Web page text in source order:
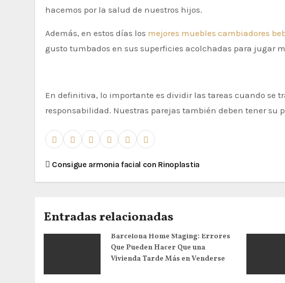
hacemos por la salud de nuestros hijos.
Además, en estos días los mejores muebles cambiadores
gusto tumbados en sus superficies acolchadas para jugar
En definitiva, lo importante es dividir las tareas cuando se
responsabilidad. Nuestras parejas también deben tener su
N Consigue armonia facial con Rinoplastia
Entradas relacionadas
Barcelona Home Staging: Errores
Que Pueden Hacer Que una
Vivienda Tarde Más en Venderse